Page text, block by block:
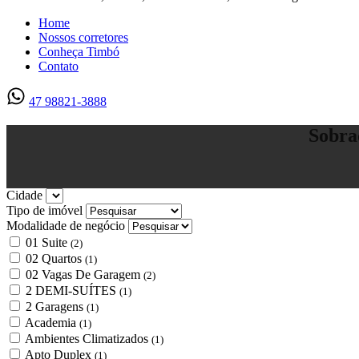
Home
Nossos corretores
Conheça Timbó
Contato
47 98821-3888
Cidade
Tipo de imóvel
Modalidade de negócio
01 Suite (2)
02 Quartos (1)
02 Vagas De Garagem (2)
2 DEMI-SUÍTES (1)
2 Garagens (1)
Academia (1)
Ambientes Climatizados (1)
Apto Duplex (1)